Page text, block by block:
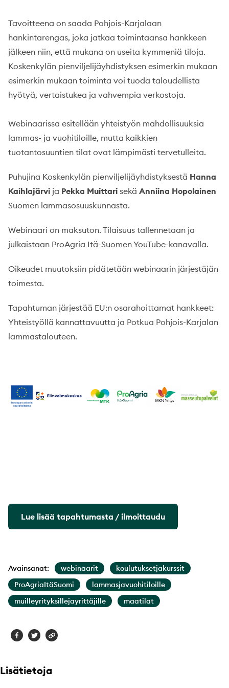
Tavoitteena on saada Pohjois-Karjalaan
hankintarengas, joka jatkaa toimintaansa hankkeen
jälkeen niin, että mukana on useita kymmeniä tiloja.
Koskenkylän pienviljelijäyhdistyksen esimerkin mukaan
esimerkin mukaan toiminta voi tuoda taloudellista
hyötyä, vertaistukea ja vahvempia verkostoja.
Webinaarissa esitellään yhteistyön mahdollisuuksia
lammas- ja vuohitiloille, mutta kaikkien
tuotantosuuntien tilat ovat lämpimästi tervetulleita.
Puhujina Koskenkylän pienviljelijäyhdistyksestä Hanna
Kaihlajärvi ja Pekka Muittari sekä Anniina Hopolainen
Suomen lammasosuuskunnasta.
Webinaari on maksuton. Tilaisuus tallennetaan ja
julkaistaan ProAgria Itä-Suomen YouTube-kanavalla.
Oikeudet muutoksiin pidätetään webinaarin järjestäjän
toimesta.
Tapahtuman järjestää EU:n osarahoittamat hankkeet:
Yhteistyöllä kannattavuutta ja Potkua Pohjois-Karjalan
lammastalouteen.
Lue lisää tapahtumasta / ilmoittaudu
Avainsanat: webinaarit
koulutuksetjakurssit
ProAgriaItäSuomi
lammasjavuohitiloille
muilleyrityksillejayrittäjille
maatilat
Lisätietoja